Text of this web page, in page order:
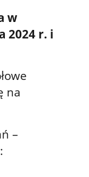
w
2024 r. i
na
–